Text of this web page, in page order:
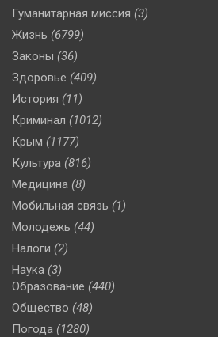
Гуманитарная миссия (3)
Жизнь (6799)
Законы (36)
Здоровье (409)
История (11)
Криминал (1012)
Крым (1177)
Культура (816)
Медицина (8)
Мобильная связь (1)
Молодежь (44)
Налоги (2)
Наука (3)
Образование (440)
Общество (48)
Погода (1280)